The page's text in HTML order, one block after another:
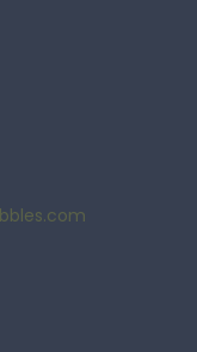
champagne di carattere,